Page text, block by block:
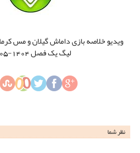
ویدیو خلاصه بازی داماش گیلان و مس
لیگ یک فصل 1404-1405
نظر شما